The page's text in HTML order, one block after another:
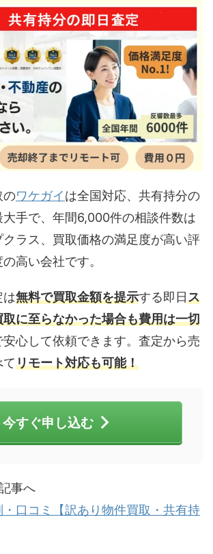
のワケガイは全国対応、 共有持分の
手で、年間6,000件の相談件数は
ラス、買取価格の満足度が高い評
高い会社です。
は無料で買取金額を提示する即日ス
取に至らなかった場合も費用は一切
安心して依頼できます。査定から売
リモート対応も可能！
今すぐ申し込む
事へ
・口コミ【訳あり物件買取・共有持